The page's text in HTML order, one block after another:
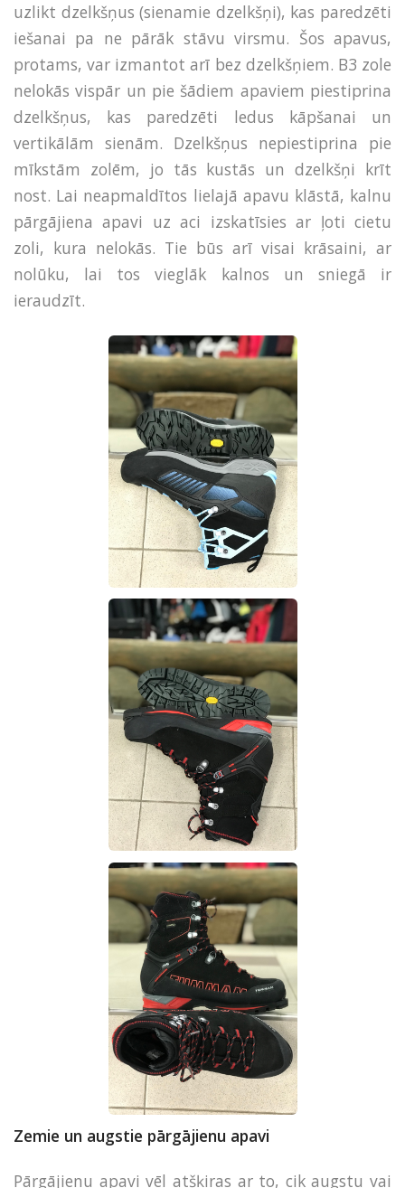
uzlikt dzelkšņus (sienamie dzelkšņi), kas paredzēti
iešanai pa ne pārāk stāvu virsmu. Šos apavus,
protams, var izmantot arī bez dzelkšņiem. B3 zole
nelokās vispār un pie šādiem apaviem piestiprina
dzelkšņus, kas paredzēti ledus kāpšanai un
vertikālām sienām. Dzelkšņus nepiestiprina pie
mīkstām zolēm, jo tās kustās un dzelkšņi krīt
nost. Lai neapmaldītos lielajā apavu klāstā, kalnu
pārgājiena apavi uz aci izskatīsies ar ļoti cietu
zoli, kura nelokās. Tie būs arī visai krāsaini, ar
nolūku, lai tos vieglāk kalnos un sniegā ir
ieraudzīt.
Zemie un augstie pārgājienu apavi
Pārgājienu apavi vēl atšķiras ar to, cik augstu vai